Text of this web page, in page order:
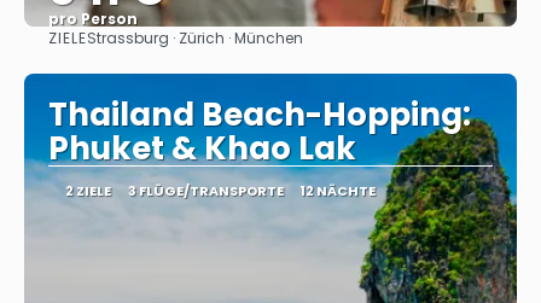
pro Person
Sehen
ZIELEStrassburg · Zürich · München
Thailand Beach-Hopping:
Phuket & Khao Lak
2 ZIELE 3 FLÜGE/TRANSPORTE 12 NÄCHTE